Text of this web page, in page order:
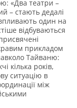
«Два театри –
– стають дедалі
один на
відбуваються
прикладом
Тайваню:
кілька років,
ситуацію в
між